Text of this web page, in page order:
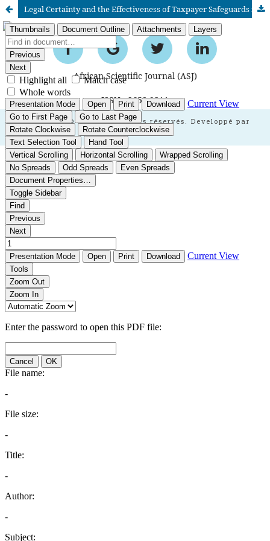
Legal Certainty and the Effectiveness of Taxpayer Safeguards in Tax Audits: An Exploratory Qualitative Study in Morocco
African Scientific Journal (ASJ)
ISSN : 2658-9311
African SJ © 2025 tous droits réservés. Developpé par
BestGest